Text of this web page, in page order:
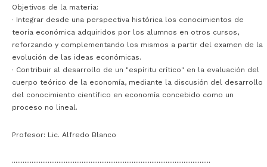
Objetivos de la materia:
· Integrar desde una perspectiva histórica los conocimientos de
teoría económica adquiridos por los alumnos en otros cursos,
reforzando y complementando los mismos a partir del examen de la
evolución de las ideas económicas.
· Contribuir al desarrollo de un "espíritu crítico" en la evaluación del
cuerpo teórico de la economía, mediante la discusión del desarrollo
del conocimiento científico en economía concebido como un
proceso no lineal.
Profesor: Lic. Alfredo Blanco
···············································································································